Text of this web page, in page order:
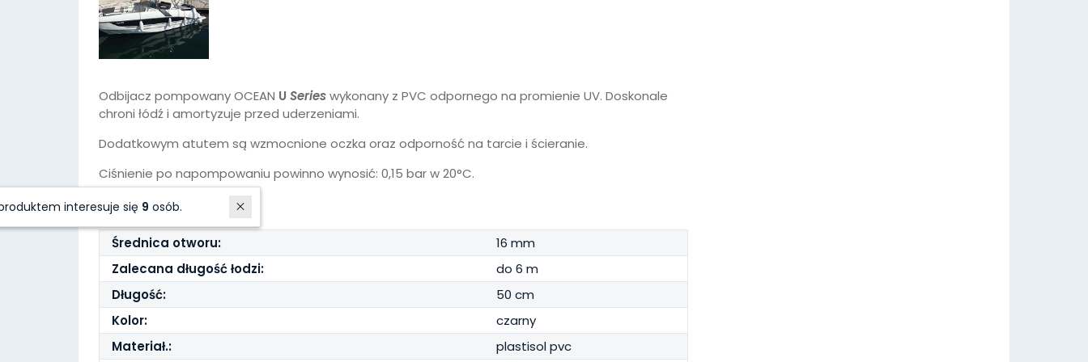
Odbijacz pompowany OCEAN U Serieswykonany z PVC odpornego na promienie UV. Doskonale
chroni łódź i amortyzuje przed uderzeniami.
Dodatkowym atutem są wzmocnione oczka oraz odporność na tarcie i ścieranie.
Ciśnienie po napompowaniu powinno wynosić: 0,15 bar w 20°C.
PARAMETRY
Średnica otworu:
16 mm
Zalecana długość łodzi:
do 6 m
Długość:
50 cm
Kolor:
czarny
Materiał.:
plastisol pvc
W ostatnich 7 dniach produktem interesuje się